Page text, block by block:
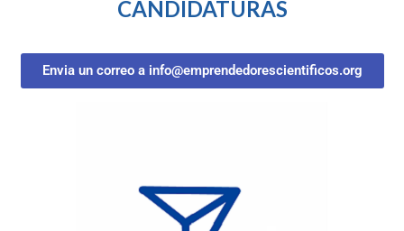
CANDIDATURAS
Envia un correo a info@emprendedorescientificos.org